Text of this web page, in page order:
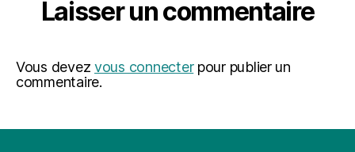
Laisser un commentaire
Vous devezvous connecterpour publier un
commentaire.